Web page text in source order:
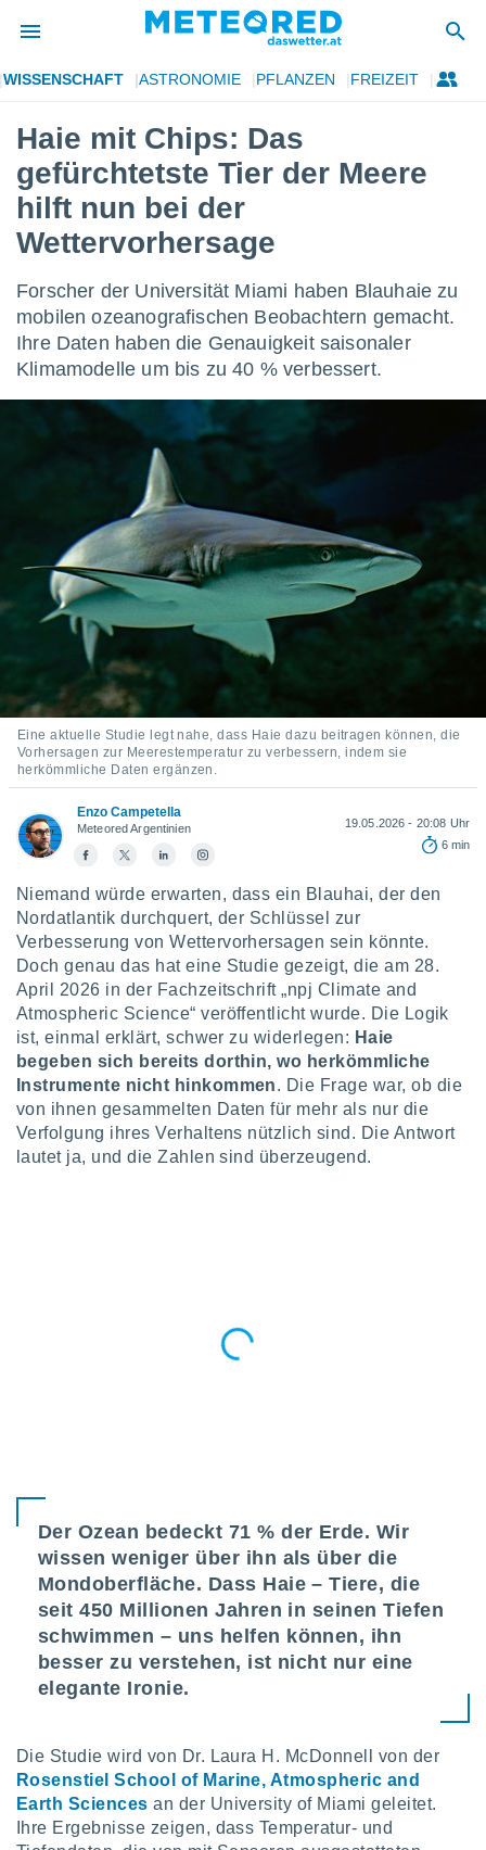
wurde
dass
sind.
diese
die
uns,
zur
stellen.
die
auf die
und
davon, ob
oder
Partner
es uns
das
der
verfolgen
Profil zu
Ihnen
der
sind,
Sie
In
AKZEPTIEREN
FORTFAHREN
EINSTELLUNGEN
WISSENSCHAFT ASTRONOMIE PFLANZEN FREIZEIT
Haie mit Chips: Das
gefürchtetste Tier der Meere
hilft nun bei der
Wettervorhersage
Forscher der Universität Miami haben Blauhaie zu
mobilen ozeanografischen Beobachtern gemacht.
Ihre Daten haben die Genauigkeit saisonaler
Klimamodelle um bis zu 40 % verbessert.
Eine aktuelle Studie legt nahe, dass Haie dazu beitragen können, die
Vorhersagen zur Meerestemperatur zu verbessern, indem sie
herkömmliche Daten ergänzen.
Enzo Campetella
Meteored Argentinien
19.05.2026 - 20:08 Uhr
6 min
Niemand würde erwarten, dass ein Blauhai, der den
Nordatlantik durchquert, der Schlüssel zur
Verbesserung von Wettervorhersagen sein könnte.
Doch genau das hat eine Studie gezeigt, die am 28.
April 2026 in der Fachzeitschrift „npj Climate and
Atmospheric Science“ veröffentlicht wurde. Die Logik
ist, einmal erklärt, schwer zu widerlegen: Haie
begeben sich bereits dorthin, wo herkömmliche
Instrumente nicht hinkommen. Die Frage war, ob die
von ihnen gesammelten Daten für mehr als nur die
Verfolgung ihres Verhaltens nützlich sind. Die Antwort
lautet ja, und die Zahlen sind überzeugend.
Der Ozean bedeckt 71 % der Erde. Wir
wissen weniger über ihn als über die
Mondoberfläche. Dass Haie – Tiere, die
seit 450 Millionen Jahren in seinen Tiefen
schwimmen – uns helfen können, ihn
besser zu verstehen, ist nicht nur eine
elegante Ironie.
Die Studie wird von Dr. Laura H. McDonnell von der
Rosenstiel School of Marine, Atmospheric and
Earth Sciences an der University of Miami geleitet.
Ihre Ergebnisse zeigen, dass Temperatur- und